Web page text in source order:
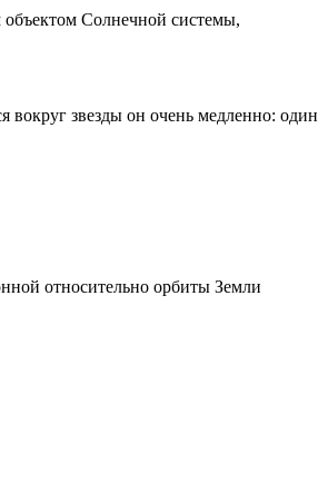
объектом Солнечной системы,
вокруг звезды он очень медленно: один
относительно орбиты Земли